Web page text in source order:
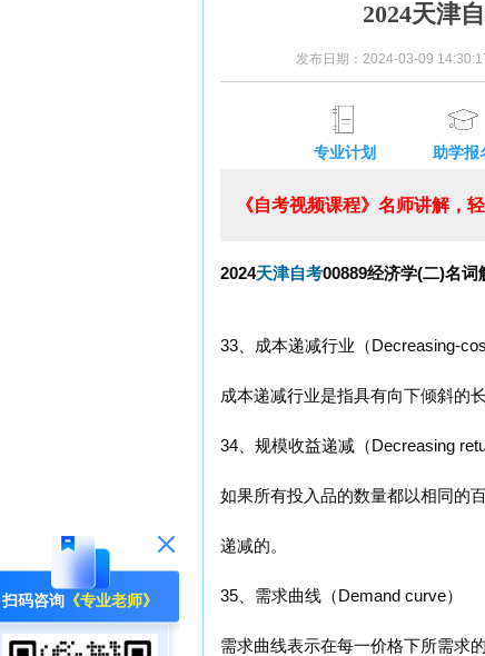
扫码咨询 《专业老师》
2024天津
发布日期：2024-03-09
专业计划 助学报
《自考视频课程》名师讲解，
2024天津自考00889经济学(二)名词
33、成本递减行业（Decreasing-
成本递减行业是指具有向下倾斜的
34、规模收益递减（Decreasing
如果所有投入品的数量都以相同的
递减的。
35、需求曲线（Demand curve）
需求曲线表示在每一价格下所需求的